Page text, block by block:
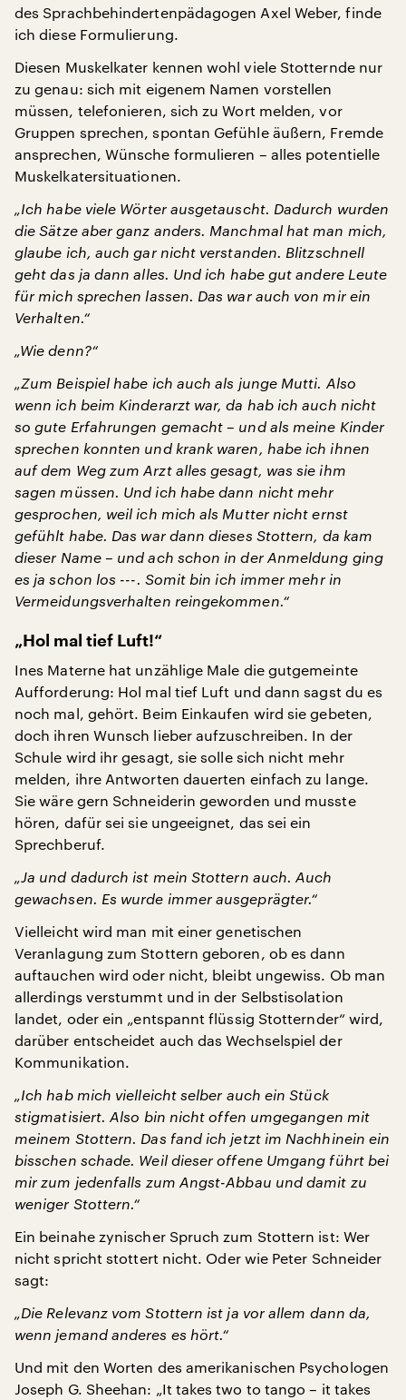
des Sprachbehindertenpädagogen Axel Weber, finde
ich diese Formulierung.
Diesen Muskelkater kennen wohl viele Stotternde nur
zu genau: sich mit eigenem Namen vorstellen
müssen, telefonieren, sich zu Wort melden, vor
Gruppen sprechen, spontan Gefühle äußern, Fremde
ansprechen, Wünsche formulieren – alles potentielle
Muskelkatersituationen.
„Ich habe viele Wörter ausgetauscht. Dadurch wurden
die Sätze aber ganz anders. Manchmal hat man mich,
glaube ich, auch gar nicht verstanden. Blitzschnell
geht das ja dann alles. Und ich habe gut andere Leute
für mich sprechen lassen. Das war auch von mir ein
Verhalten.“
„Wie denn?“
„Zum Beispiel habe ich auch als junge Mutti. Also
wenn ich beim Kinderarzt war, da hab ich auch nicht
so gute Erfahrungen gemacht – und als meine Kinder
sprechen konnten und krank waren, habe ich ihnen
auf dem Weg zum Arzt alles gesagt, was sie ihm
sagen müssen. Und ich habe dann nicht mehr
gesprochen, weil ich mich als Mutter nicht ernst
gefühlt habe. Das war dann dieses Stottern, da kam
dieser Name – und ach schon in der Anmeldung ging
es ja schon los ---. Somit bin ich immer mehr in
Vermeidungsverhalten reingekommen.“
„Hol mal tief Luft!“
Ines Materne hat unzählige Male die gutgemeinte
Aufforderung: Hol mal tief Luft und dann sagst du es
noch mal, gehört. Beim Einkaufen wird sie gebeten,
doch ihren Wunsch lieber aufzuschreiben. In der
Schule wird ihr gesagt, sie solle sich nicht mehr
melden, ihre Antworten dauerten einfach zu lange.
Sie wäre gern Schneiderin geworden und musste
hören, dafür sei sie ungeeignet, das sei ein
Sprechberuf.
„Ja und dadurch ist mein Stottern auch. Auch
gewachsen. Es wurde immer ausgeprägter.“
Vielleicht wird man mit einer genetischen
Veranlagung zum Stottern geboren, ob es dann
auftauchen wird oder nicht, bleibt ungewiss. Ob man
allerdings verstummt und in der Selbstisolation
landet, oder ein „entspannt flüssig Stotternder“ wird,
darüber entscheidet auch das Wechselspiel der
Kommunikation.
„Ich hab mich vielleicht selber auch ein Stück
stigmatisiert. Also bin nicht offen umgegangen mit
meinem Stottern. Das fand ich jetzt im Nachhinein ein
bisschen schade. Weil dieser offene Umgang führt bei
mir zum jedenfalls zum Angst-Abbau und damit zu
weniger Stottern.“
Ein beinahe zynischer Spruch zum Stottern ist: Wer
nicht spricht stottert nicht. Oder wie Peter Schneider
sagt:
„Die Relevanz vom Stottern ist ja vor allem dann da,
wenn jemand anderes es hört.“
Und mit den Worten des amerikanischen Psychologen
Joseph G. Sheehan: „It takes two to tango – it takes